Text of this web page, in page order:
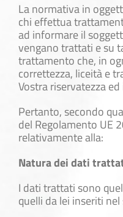
La normativa in
chi effettua
ad informare il
vengano trattati e su
trattamento che, in
correttezza, liceità e
Vostra riservatezza
Pertanto, secondo
del Regolamento UE
relativamente alla:
Natura dei dati
I dati trattati sono
quelli da lei inseriti